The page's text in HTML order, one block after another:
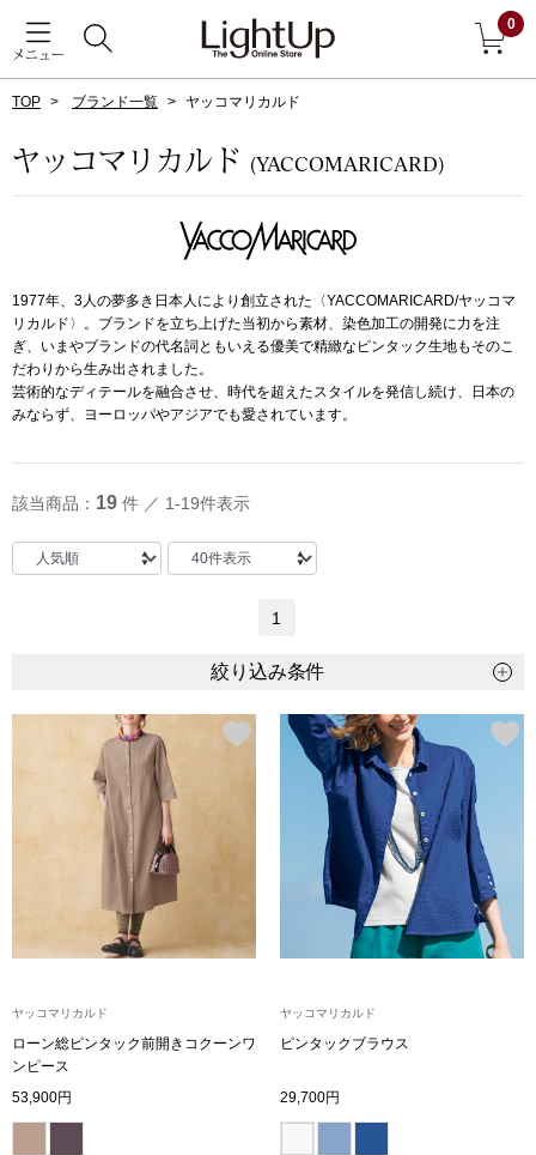
メニュー
0
すべて見る
アクセサリー
ン雑貨
アウター
コート
ブルゾン
ポロシャツ
シャツ
トレーナー／
セーター／カ
ベスト
TOP ブランド一覧 ヤッコマリカルド
ヤッコマリカルド (YACCOMARICARD)
1977年、3人の夢多き日本人により創立された〈YACCOMARICARD/ヤッコマ
リカルド〉。ブランドを立ち上げた当初から素材、染色加工の開発に力を注
ぎ、いまやブランドの代名詞ともいえる優美で精緻なピンタック生地もそのこ
だわりから生み出されました。
芸術的なディテールを融合させ、時代を超えたスタイルを発信し続け、日本の
みならず、ヨーロッパやアジアでも愛されています。
該当商品： 19 件 ／ 1-19件表示
1
絞り込み条件
ヤッコマリカルド
ローン総ピンタック前開きコクーンワ
ンピース
53,900円
ヤッコマリカルド
ピンタックブラウス
29,700円